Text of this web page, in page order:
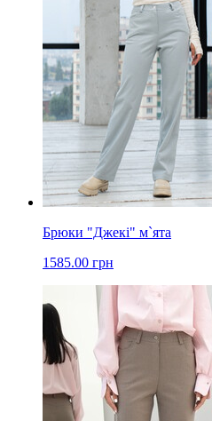
Брюки "Джекі" м`ята
1585.00 грн